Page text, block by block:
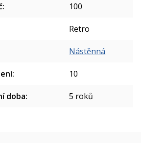
: 100
Retro
Nástěnná
: 10
doba: 5 roků